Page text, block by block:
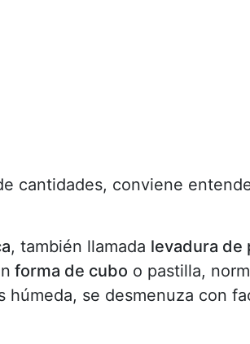
cantidades, conviene
, también llamada levadura de
forma de cubo o pastilla,
húmeda, se desmenuza con